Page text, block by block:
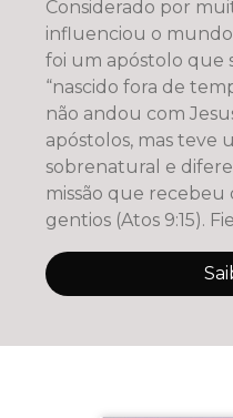
Considerado por
influenciou o mundo
foi um apóstolo que
“nascido fora de
não andou com
apóstolos, mas teve
sobrenatural e
missão que recebeu
gentios